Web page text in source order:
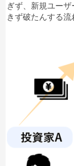
ぎず、新規ユー
きず破たんする流